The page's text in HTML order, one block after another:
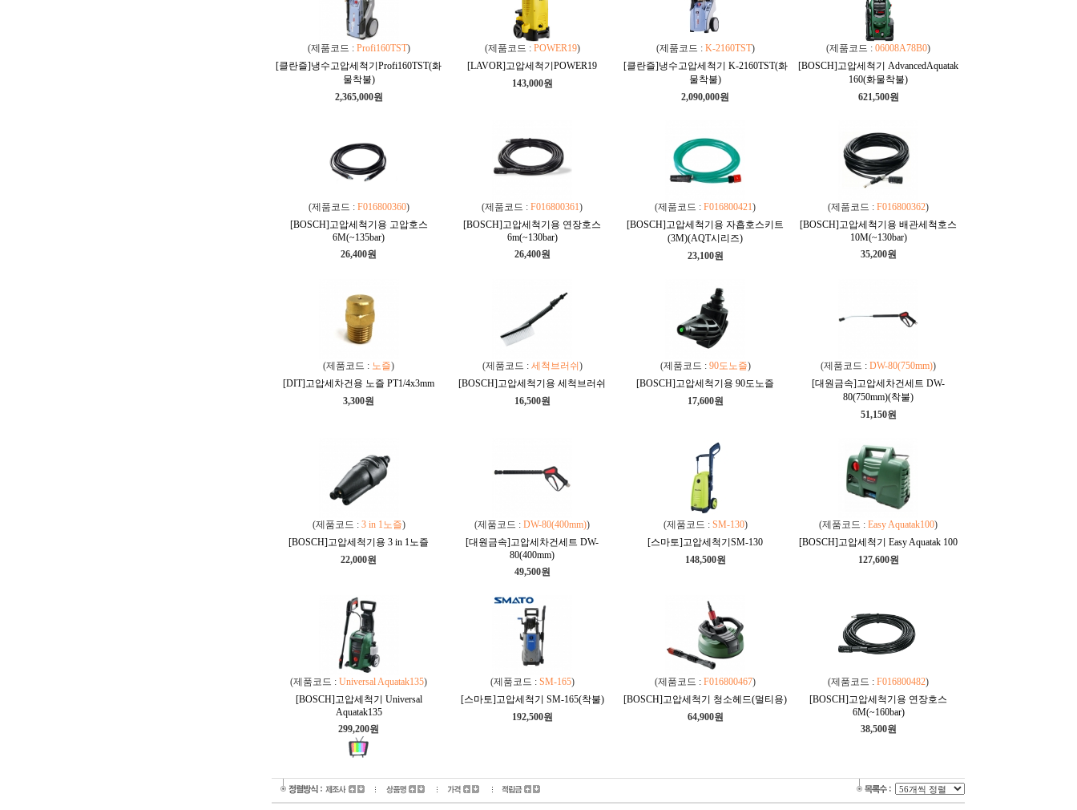
(제품코드 : Profi160TST)
[클란즐]냉수고압세척기Profi160TST(화
물착불)
2,365,000원
(제품코드 : POWER19)
[LAVOR]고압세척기POWER19
143,000원
(제품코드 : K-2160TST)
[클란즐]냉수고압세척기 K-2160TST(화
물착불)
2,090,000원
(제품코드 : 06008A78B0)
[BOSCH]고압세척기 AdvancedAquatak
160(화물착불)
621,500원
(제품코드 : F016800360)
[BOSCH]고압세척기용 고압호스
6M(~135bar)
26,400원
(제품코드 : F016800361)
[BOSCH]고압세척기용 연장호스
6m(~130bar)
26,400원
(제품코드 : F016800421)
[BOSCH]고압세척기용 자흡호스키트
(3M)(AQT시리즈)
23,100원
(제품코드 : F016800362)
[BOSCH]고압세척기용 배관세척호스
10M(~130bar)
35,200원
(제품코드 : 노즐)
[DIT]고압세차건용 노즐 PT1/4x3mm
3,300원
(제품코드 : 세척브러쉬 )
[BOSCH]고압세척기용 세척브러쉬
16,500원
(제품코드 : 90도노즐)
[BOSCH]고압세척기용 90도노즐
17,600원
(제품코드 : DW-80(750mm))
[대원금속]고압세차건세트 DW-
80(750mm)(착불)
51,150원
(제품코드 : 3 in 1노즐)
[BOSCH]고압세척기용 3 in 1노즐
22,000원
(제품코드 : DW-80(400mm))
[대원금속]고압세차건세트 DW-
80(400mm)
49,500원
(제품코드 : SM-130)
[스마토]고압세척기SM-130
148,500원
(제품코드 : Easy Aquatak100)
[BOSCH]고압세척기 Easy Aquatak 100
127,600원
(제품코드 : Universal Aquatak135)
[BOSCH]고압세척기 Universal
Aquatak135
299,200원
(제품코드 : SM-165)
[스마토]고압세척기 SM-165(착불)
192,500원
(제품코드 : F016800467)
[BOSCH]고압세척기 청소헤드(멀티용)
64,900원
(제품코드 : F016800482)
[BOSCH]고압세척기용 연장호스
6M(~160bar)
38,500원